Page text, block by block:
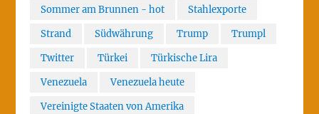
Sommer am Brunnen - hot
Stahlexporte
Strand
Südwährung Trump
Trumpl
Twitter
Türkei
Türkische Lira
Venezuela
Venezuela heute
Vereinigte Staaten von Amerika